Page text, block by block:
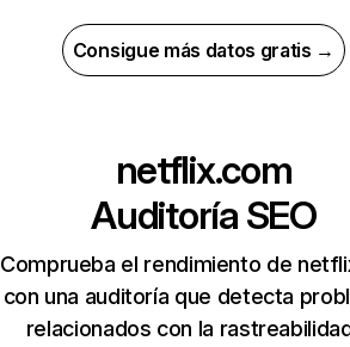
Consigue más datos gratis →
netflix.com
Auditoría SEO
Comprueba el rendimiento de
con una auditoría que detecta
relacionados con la